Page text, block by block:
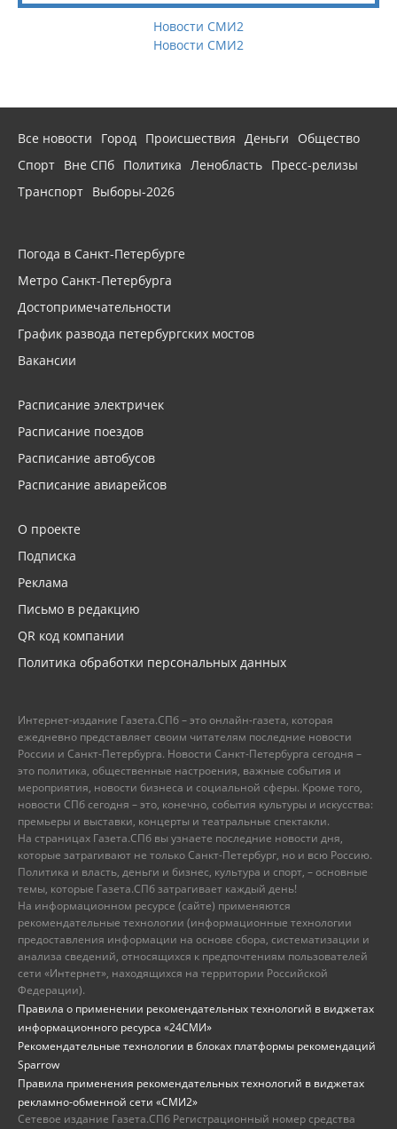
Новости СМИ2
Новости СМИ2
Все новости Город Происшествия Деньги
Общество
Спорт Вне СПб Политика Ленобласть Пресс-релизы
Транспорт Выборы-2026
Погода в Санкт-Петербурге
Метро Санкт-Петербурга
Достопримечательности
График развода петербургских мостов
Вакансии
Расписание электричек
Расписание поездов
Расписание автобусов
Расписание авиарейсов
О проекте
Подписка
Реклама
Письмо в редакцию
QR код компании
Политика обработки персональных данных
Интернет-издание Газета.СПб – это онлайн-газета, которая
ежедневно представляет своим читателям последние новости
России и Санкт-Петербурга. Новости Санкт-Петербурга сегодня –
это политика, общественные настроения, важные события и
мероприятия, новости бизнеса и социальной сферы. Кроме того,
новости СПб сегодня – это, конечно, события культуры и искусства:
премьеры и выставки, концерты и театральные спектакли.
На страницах Газета.СПб вы узнаете последние новости дня,
которые затрагивают не только Санкт-Петербург, но и всю Россию.
Политика и власть, деньги и бизнес, культура и спорт, – основные
темы, которые Газета.СПб затрагивает каждый день!
На информационном ресурсе (сайте) применяются
рекомендательные технологии (информационные технологии
предоставления информации на основе сбора, систематизации и
анализа сведений, относящихся к предпочтениям пользователей
сети «Интернет», находящихся на территории Российской
Федерации).
Правила о применении рекомендательных технологий в виджетах
информационного ресурса «24СМИ»
Рекомендательные технологии в блоках платформы рекомендаций
Sparrow
Правила применения рекомендательных технологий в виджетах
рекламно-обменной сети «СМИ2»
Сетевое издание Газета.СПб Регистрационный номер средства